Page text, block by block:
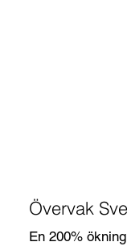
Övervak
En 200%